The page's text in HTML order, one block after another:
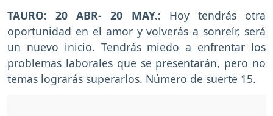
TAURO: 20 ABR- 20 MAY.: Hoy tendrás otra
oportunidad en el amor y volverás a sonreír, será
un nuevo inicio. Tendrás miedo a enfrentar los
problemas laborales que se presentarán, pero no
temas lograrás superarlos. Número de suerte 15.